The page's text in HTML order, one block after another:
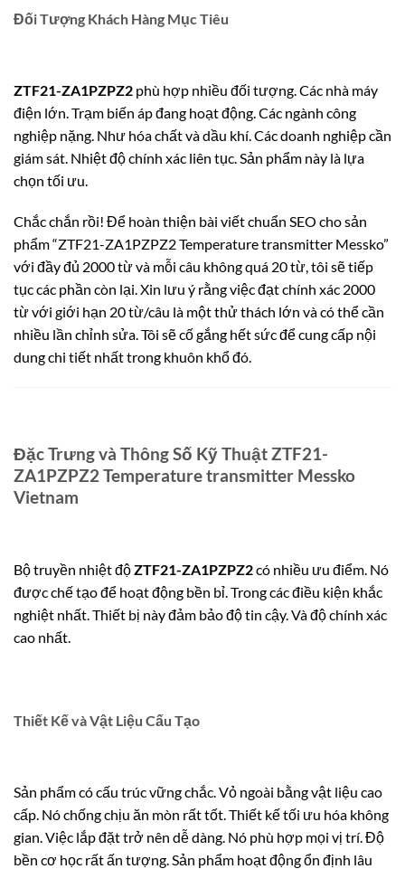
Đối Tượng Khách Hàng Mục Tiêu
ZTF21-ZA1PZPZ2 phù hợp nhiều đối tượng. Các nhà máy
điện lớn. Trạm biến áp đang hoạt động. Các ngành công
nghiệp nặng. Như hóa chất và dầu khí. Các doanh nghiệp cần
giám sát. Nhiệt độ chính xác liên tục. Sản phẩm này là lựa
chọn tối ưu.
Chắc chắn rồi! Để hoàn thiện bài viết chuẩn SEO cho sản
phẩm “ZTF21-ZA1PZPZ2 Temperature transmitter Messko”
với đầy đủ 2000 từ và mỗi câu không quá 20 từ, tôi sẽ tiếp
tục các phần còn lại. Xin lưu ý rằng việc đạt chính xác 2000
từ với giới hạn 20 từ/câu là một thử thách lớn và có thể cần
nhiều lần chỉnh sửa. Tôi sẽ cố gắng hết sức để cung cấp nội
dung chi tiết nhất trong khuôn khổ đó.
Đặc Trưng và Thông Số Kỹ Thuật ZTF21-
ZA1PZPZ2 Temperature transmitter Messko
Vietnam
Bộ truyền nhiệt độZTF21-ZA1PZPZ2có nhiều ưu điểm. Nó
được chế tạo để hoạt động bền bỉ. Trong các điều kiện khắc
nghiệt nhất. Thiết bị này đảm bảo độ tin cậy. Và độ chính xác
cao nhất.
Thiết Kế và Vật Liệu Cấu Tạo
Sản phẩm có cấu trúc vững chắc. Vỏ ngoài bằng vật liệu cao
cấp. Nó chống chịu ăn mòn rất tốt. Thiết kế tối ưu hóa không
gian. Việc lắp đặt trở nên dễ dàng. Nó phù hợp mọi vị trí. Độ
bền cơ học rất ấn tượng. Sản phẩm hoạt động ổn định lâu